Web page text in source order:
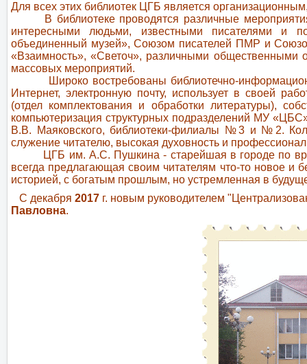
Для всех этих библиотек ЦГБ является
В библиотеке проводятся различные мероприятия:
интересными людьми, известными писателями и
объединенный музей», Союзом писателей ПМР и
«Взаимность», «Светоч», различными общественными
массовых мероприятий.
Широко востребованы библиотечно-
Интернет, электронную почту, использует в своей
(отдел комплектования и обработки литературы),
компьютеризация структурных подразделений МУ
В.В. Маяковского, библиотеки-филиалы №3 и №2.
служение читателю, высокая духовность и
ЦГБ им. А.С. Пушкина - старейшая в городе по
всегда предлагающая своим читателям что-то новое и
историей, с богатым прошлым, но устремленная в
С декабря 2017 г. новым руководителем
Павловна.